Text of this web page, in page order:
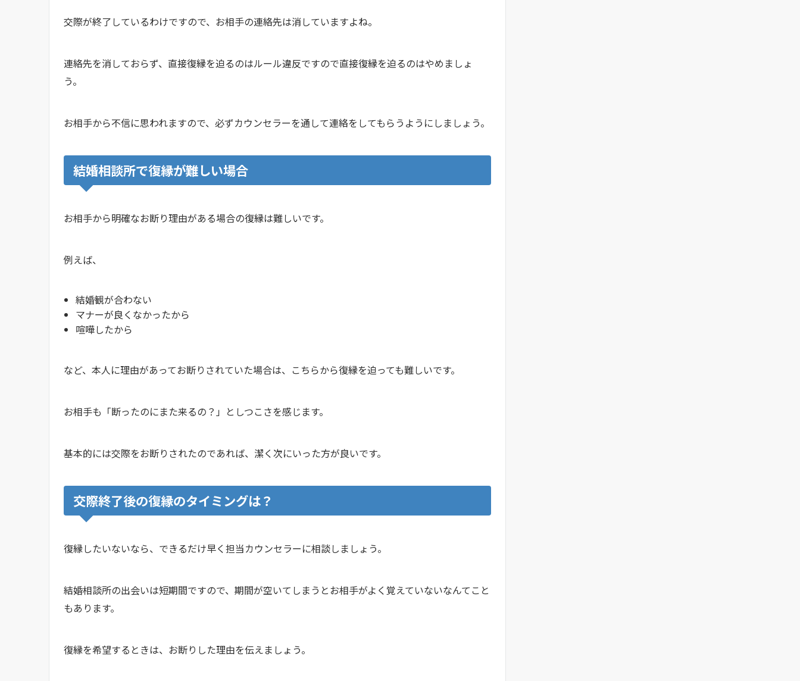
交際が終了しているわけですので、お相手の連絡先は消していますよね。
連絡先を消しておらず、直接復縁を迫るのはルール違反ですので直接復縁を迫るのはやめましょ
う。
お相手から不信に思われますので、必ずカウンセラーを通して連絡をしてもらうようにしましょう。
結婚相談所で復縁が難しい場合
お相手から明確なお断り理由がある場合の復縁は難しいです。
例えば、
結婚観が合わない
マナーが良くなかったから
喧嘩したから
など、本人に理由があってお断りされていた場合は、こちらから復縁を迫っても難しいです。
お相手も「断ったのにまた来るの？」としつこさを感じます。
基本的には交際をお断りされたのであれば、潔く次にいった方が良いです。
交際終了後の復縁のタイミングは？
復縁したいないなら、できるだけ早く担当カウンセラーに相談しましょう。
結婚相談所の出会いは短期間ですので、期間が空いてしまうとお相手がよく覚えていないなんてこと
もあります。
復縁を希望するときは、お断りした理由を伝えましょう。